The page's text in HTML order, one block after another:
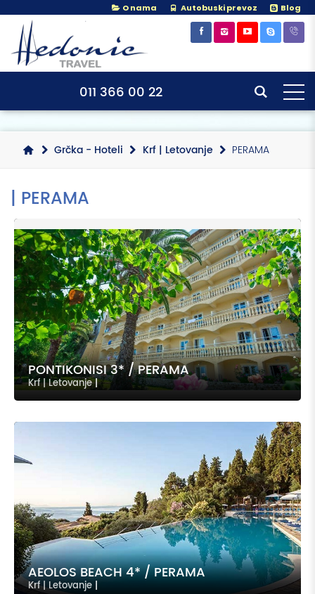
O nama Autobuski prevoz Blog
011 366 00 22
Grčka - Hoteli Krf | Letovanje PERAMA
| PERAMA
PONTIKONISI 3* / PERAMA
Krf | Letovanje|
AEOLOS BEACH 4* / PERAMA
Krf | Letovanje |
×
×